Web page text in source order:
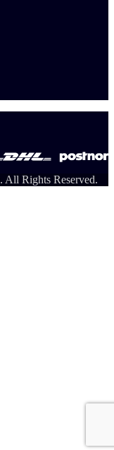
. All Rights Reserved.